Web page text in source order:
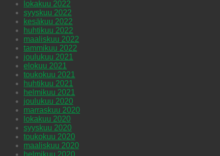
lokakuu 2022
syyskuu 2022
kesäkuu 2022
huhtikuu 2022
maaliskuu 2022
tammikuu 2022
joulukuu 2021
elokuu 2021
toukokuu 2021
huhtikuu 2021
helmikuu 2021
joulukuu 2020
marraskuu 2020
lokakuu 2020
syyskuu 2020
toukokuu 2020
maaliskuu 2020